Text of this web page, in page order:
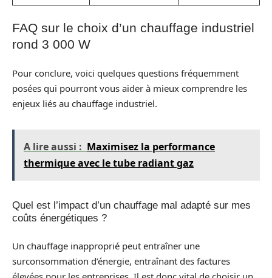
FAQ sur le choix d’un chauffage industriel
rond 3 000 W
Pour conclure, voici quelques questions fréquemment
posées qui pourront vous aider à mieux comprendre les
enjeux liés au chauffage industriel.
A lire aussi : Maximisez la performance
thermique avec le tube radiant gaz
Quel est l’impact d’un chauffage mal adapté sur mes
coûts énergétiques ?
Un chauffage inapproprié peut entraîner une
surconsommation d’énergie, entraînant des factures